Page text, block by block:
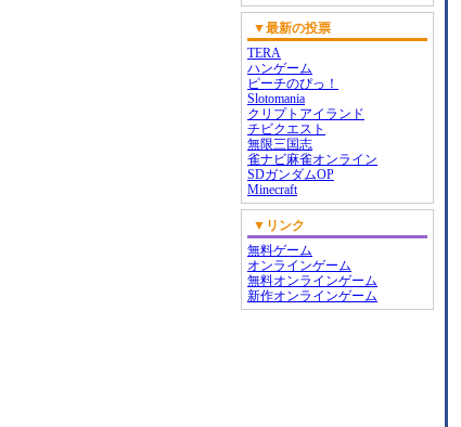
▼最新の投票
TERA
ハンゲーム
ピーチのぴっ！
Slotomania
クリプトアイランド
チビクエスト
無限三国志
雀ナビ麻雀オンライン
SDガンダムOP
Minecraft
▼リンク
無料ゲーム
オンラインゲーム
無料オンラインゲーム
新作オンラインゲーム